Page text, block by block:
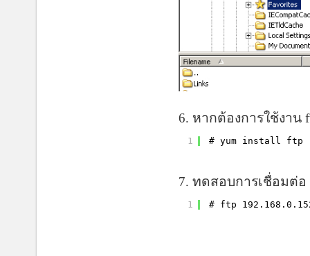
6. หากต้องการใช้งาน
1 # yum install ftp
7. ทดสอบการเชื่อมต่อ
1 # ftp